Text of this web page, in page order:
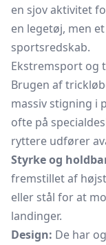
en sjov aktivitet
en legetøj, men
sportsredskab.
Ekstremsport og
Brugen af
massiv stigning i
ofte på
ryttere udfører
Styrke og
fremstillet af
eller stål for at
landinger.
Design: De har